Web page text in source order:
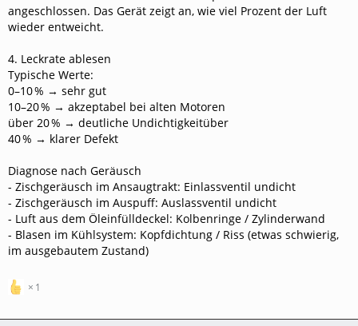
angeschlossen. Das Gerät zeigt an, wie viel Prozent der Luft
wieder entweicht.
4. Leckrate ablesen
Typische Werte:
0–10 % → sehr gut
10–20 % → akzeptabel bei alten Motoren
über 20 % → deutliche Undichtigkeitüber
40 % → klarer Defekt
Diagnose nach Geräusch
- Zischgeräusch im Ansaugtrakt: Einlassventil undicht
- Zischgeräusch im Auspuff: Auslassventil undicht
- Luft aus dem Öleinfülldeckel: Kolbenringe / Zylinderwand
- Blasen im Kühlsystem: Kopfdichtung / Riss (etwas schwierig,
im ausgebautem Zustand)
1